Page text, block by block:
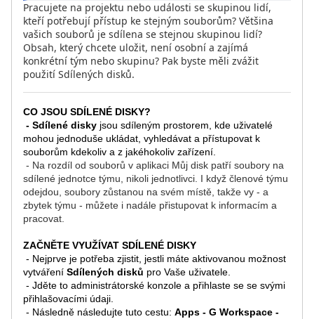
Pracujete na projektu nebo události se skupinou lidí,
kteří potřebují přístup ke stejným souborům? Většina
vašich souborů je sdílena se stejnou skupinou lidí?
Obsah, který chcete uložit, není osobní a zajímá
konkrétní tým nebo skupinu? Pak byste měli zvážit
použití Sdílených disků.
CO JSOU SDÍLENÉ DISKY?
- Sdílené disky jsou sdíleným prostorem, kde uživatelé
mohou jednoduše ukládat, vyhledávat a přístupovat k
souborům kdekoliv a z jakéhokoliv zařízení.
- Na rozdíl od souborů v aplikaci Můj disk patří soubory na
sdílené jednotce týmu, nikoli jednotlivci. I když členové týmu
odejdou, soubory zůstanou na svém místě, takže vy - a
zbytek týmu - můžete i nadále přistupovat k informacím a
pracovat.
ZAČNĚTE VYUŽÍVAT SDÍLENÉ DISKY
- Nejprve je potřeba zjistit, jestli máte aktivovanou možnost
vytváření Sdílených disků pro Vaše uživatele.
- Jděte to administrátorské konzole a přihlaste se se svými
přihlašovacími údaji.
- Následně následujte tuto cestu: Apps - G Workspace -